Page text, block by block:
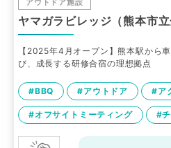
アウトドア施設
ヤマガラビレッジ（熊本市立
【2025年4月オープン】熊本駅から
び、成長する研修合宿の理想拠点
#BBQ #アウトドア #ア
#オフサイトミーティング #